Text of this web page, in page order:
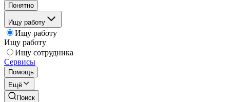
Понятно
Ищу работу
Ищу работу
Ищу работу
Ищу сотрудника
Сервисы
Помощь
Ещё
Поиск